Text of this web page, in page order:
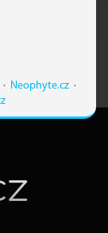
Neophyte.cz·